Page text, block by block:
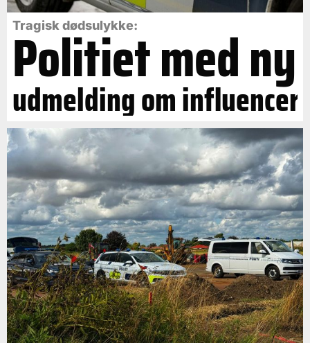
Tragisk dødsulykke:
Politiet med ny
udmelding om influencer